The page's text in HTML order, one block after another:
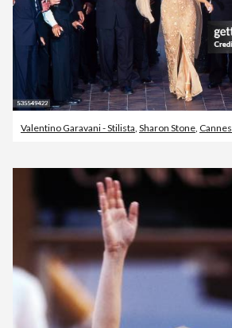
Valentino Garavani - Stilista, Sharon Stone, Cannes